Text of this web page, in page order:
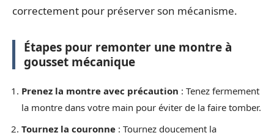
correctement pour préserver son mécanisme.
Étapes pour remonter une montre à
gousset mécanique
Prenez la montre avec précaution : Tenez fermement
la montre dans votre main pour éviter de la faire tomber.
Tournez la couronne : Tournez doucement la